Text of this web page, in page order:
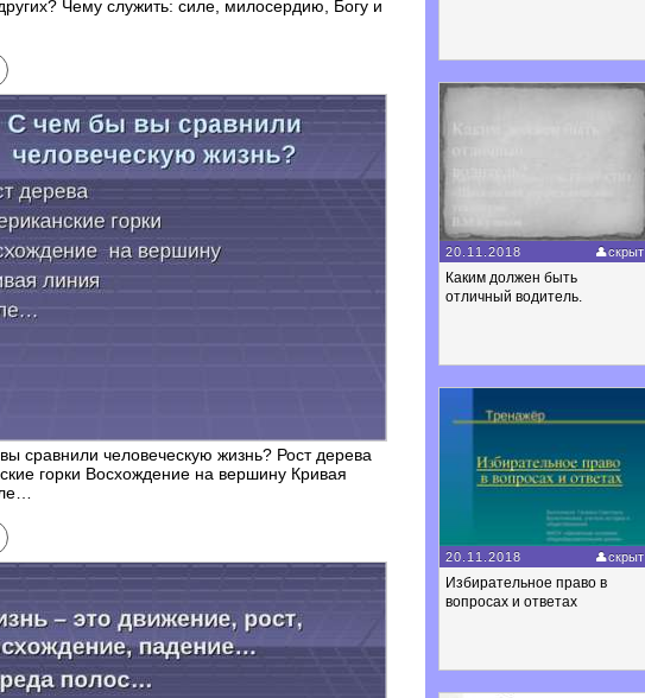
Чему служить: силе, милосердию, Богу и
сравнили человеческую жизнь? Рост дерева
горки Восхождение на вершину Кривая
20.11.2018 скрыт
Каким должен быть
отличный водитель.
20.11.2018 скрыт
Избирательное право в
вопросах и ответах